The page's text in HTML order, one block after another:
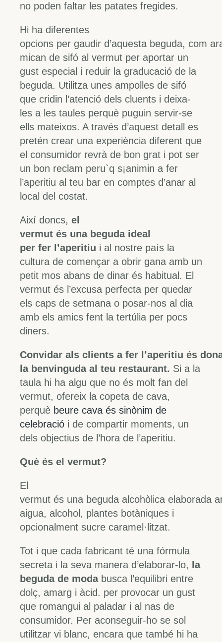
no poden faltar les patates fregides.
Hi ha diferentes
opcions per gaudir d’aquesta beguda, com
mican de sifó al vermut per aportar un
gust especial i reduir la graducació de la
beguda. Utilitza unes ampolles de sifó
que cridin l’atenció dels cluents i deixa-
les a les taules perquè puguin servir-se
ells mateixos. A través d’aquest detall es
pretén crear una experiència diferent que
el consumidor revrà de bon grat i pot ser
un bon reclam peru`q s¡animin a fer
l’aperitiu al teu bar en comptes d’anar al
local del costat.
Així doncs, el
vermut és una beguda ideal
per fer l’aperitiu i al nostre país la
cultura de començar a obrir gana amb un
petit mos abans de dinar és habitual. El
vermut és l’excusa perfecta per quedar
els caps de setmana o posar-nos al dia
amb els amics fent la tertúlia per pocs
diners.
Convidar als clients a fer l’aperitiu és
la benvinguda al teu restaurant. Si a la
taula hi ha algu que no és molt fan del
vermut, ofereix la copeta de cava,
perquè beure cava és sinònim de
celebració i de compartir moments, un
dels objectius de l’hora de l’aperitiu.
Què és el vermut?
El
vermut és una beguda alcohòlica elaborada
aigua, alcohol, plantes botàniques i
opcionalment sucre caramel·litzat.
Tot i que cada fabricant té una fórmula
secreta i la seva manera d’elaborar-lo,
la
beguda de modabusca l’equilibri entre
dolç, amarg i àcid. per provocar un gust
que romangui al paladar i al nas de
consumidor. Per aconseguir-ho se sol
utilitzar vi blanc, encara que també hi ha